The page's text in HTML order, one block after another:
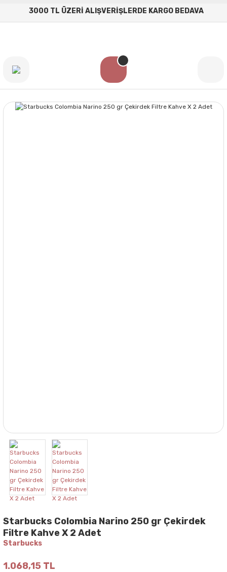
3000 TL ÜZERİ ALIŞVERİŞLERDE KARGO BEDAVA
Starbucks Colombia Narino 250 gr Çekirdek
Filtre Kahve X 2 Adet
Starbucks
1.068,15 TL